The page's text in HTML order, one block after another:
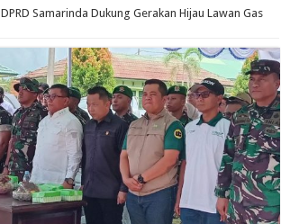
DPRD Samarinda Dukung Gerakan Hijau Lawan Gas